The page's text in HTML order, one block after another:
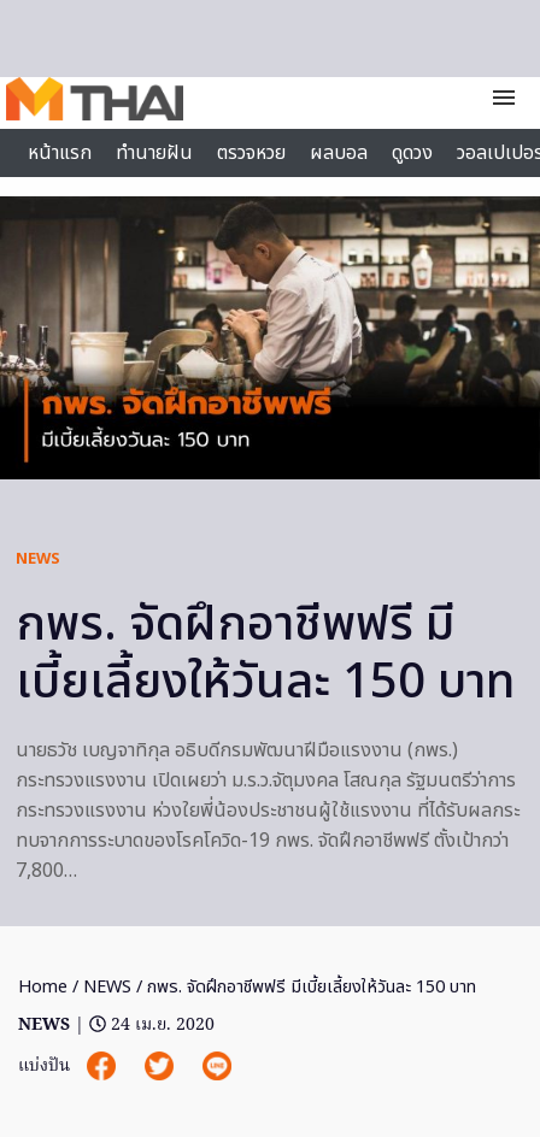
menu
หน้าแรก
ทำนายฝัน ตรวจหวย ผลบอล ดูดวง
วอลเปเป
ไลฟ์สไตล์
NEWS
กพร. จัดฝึกอาชีพฟรี มี
เบี้ยเลี้ยงให้วันละ 150 บาท
นายธวัช เบญจาทิกุล อธิบดีกรมพัฒนาฝีมือแรงงาน (กพร.)
กระทรวงแรงงาน เปิดเผยว่า ม.ร.ว.จัตุมงคล โสณกุล รัฐมนตรีว่าการ
กระทรวงแรงงาน ห่วงใยพี่น้องประชาชนผู้ใช้แรงงาน ที่ได้รับผลกระ
ทบจากการระบาดของโรคโควิด-19 กพร. จัดฝึกอาชีพฟรี ตั้งเป้ากว่า
7,800…
Home / NEWS / กพร. จัดฝึกอาชีพฟรี มีเบี้ยเลี้ยงให้วันละ 150 บาท
NEWS |
24 เม.ย. 2020
แบ่งปัน